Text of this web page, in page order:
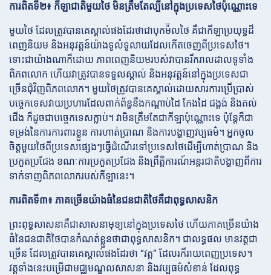
ការពិតទី២៖ កីឡាជាតិមួយថៃ មិនត្រឹមតែល្បីនៅក្នុងប្រទេសថៃប៉ុណ្ណោះទេ
មួយថៃ ដែលត្រូវបានគេស្គាល់ផងដែរថាជាបុកម៉៊លថៃ គឺជាកីឡាប្រយុទ្ធដ៏
ពេញនិយម និងអនុវត្តន៍យ៉ាងទូលំទូលាយដែលកើតចេញពីប្រទេសថៃ។
ទោះជាយ៉ាងណាក៏ដោយ ភាពពេញនិយមរបស់វាបានរីករាលដាលទូទាំង
ពិភពលោក ហើយវាត្រូវបានទទួលស្គាល់ និងអនុវត្តន៍នៅក្នុងប្រទេសជា
ច្រើនជុំវិញពិភពលោក។ មួយថៃត្រូវបានគេស្គាល់ដោយសារការប្រើប្រាស់
បច្ចេកទេសវាយប្រហារដែលពាក់ព័ន្ធនឹងកណ្ដាប់ដៃ កែងដៃ ជង្គង់ និងគល់
ជើង ក៏ដូចជាបច្ចេកទេសក្លាប់។ វាមិនត្រឹមតែជាកីឡាប៉ុណ្ណោះទេ ប៉ុន្តែក៏ជា
ទម្រង់នៃការការពារខ្លួន ការហាត់ប្រាណ និងការបង្ហាញវប្បធម៌។ អ្នកចូល
ចិត្តមួយថៃពីប្រទេសផ្សេងៗធ្វើដំណើរទៅប្រទេសថៃដើម្បីហាត់ប្រាណ និង
ប្រកួតប្រជែង ខណៈការប្រកួតប្រជែង និងព្រឹត្តិការណ៍អន្តរជាតិបង្ហាញពីការ
ទាក់ទាញពិភពលោករបស់កីឡានេះ។
ការពិតទី៣៖ ភាគច្រើនយ៉ាងធំនៃជនជាតិថៃគឺជាពុទ្ធសាសនិក
ព្រះពុទ្ធសាសនាគឺជាសាសនាមុខ្យនៅក្នុងប្រទេសថៃ ហើយភាគច្រើនយ៉ាង
ធំនៃជនជាតិថៃបានកំណត់ខ្លួនថាជាពុទ្ធសាសនិក។ ជាលទ្ធផល មានវត្តជា
ច្រើន ដែលត្រូវបានគេស្គាល់ផងដែរថា “វត្ត” ដែលរកីរាយពេញប្រទេស។
វត្តទាំងនេះបម្រើជាមជ្ឈមណ្ឌលសាសនា និងវប្បធម៌សំខាន់ ដែលពុទ្ធ